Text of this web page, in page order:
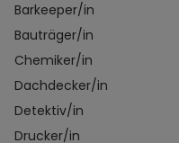
Barkeeper/in
Bauträger/in
Chemiker/in
Dachdecker/in
Detektiv/in
Drucker/in